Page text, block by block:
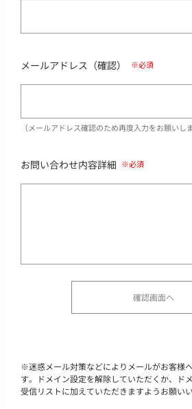
メールアドレス（確認）
（メールアドレス確認のため再度入力をお願いし
お問い合わせ内容詳細
※迷惑メール対策などによりメールがお客様
す。ドメイン設定を解除していただくか、ド
受信リストに加えていただきますようお願いい